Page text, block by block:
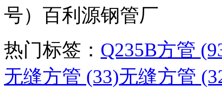
号）百利源钢管厂
热门标签： Q235B方管
无缝方管 (33)无缝方管